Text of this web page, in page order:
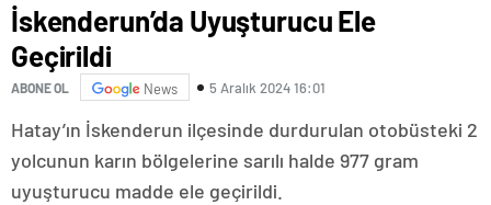
İskenderun’da Uyuşturucu Ele
Geçirildi
ABONE OL News 5 Aralık 2024 16:01
Hatay’ın İskenderun ilçesinde durdurulan otobüsteki 2
yolcunun karın bölgelerine sarılı halde 977 gram
uyuşturucu madde ele geçirildi.